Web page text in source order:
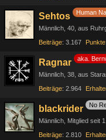
Sehtos Human
Männlich 40 aus
Beiträge 3.167 Punkte
Ragnar aka.
Männlich 38 aus
Beiträge 2.964
blackrider No
Männlich Mitglied seit
Beiträge 2.810